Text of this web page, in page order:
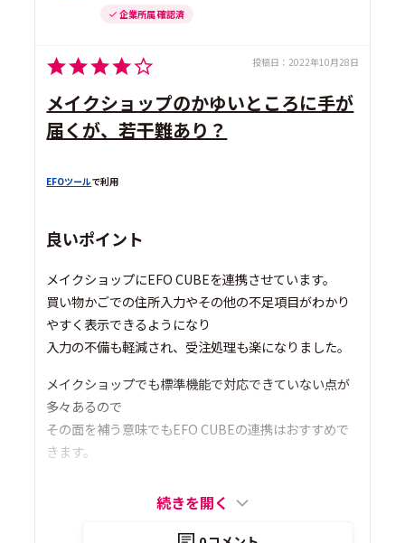
企業所属 確認済
投稿日： 2022年10月28日
メイクショップのかゆいところに手が
届くが、若干難あり？
EFOツールで利用
良いポイント
メイクショップにEFO CUBEを連携させています。
買い物かごでの住所入力やその他の不足項目がわかり
やすく表示できるようになり
入力の不備も軽減され、受注処理も楽になりました。
メイクショップでも標準機能で対応できていない点が
多々あるので
その面を補う意味でもEFO CUBEの連携はおすすめで
きます。
続きを開く